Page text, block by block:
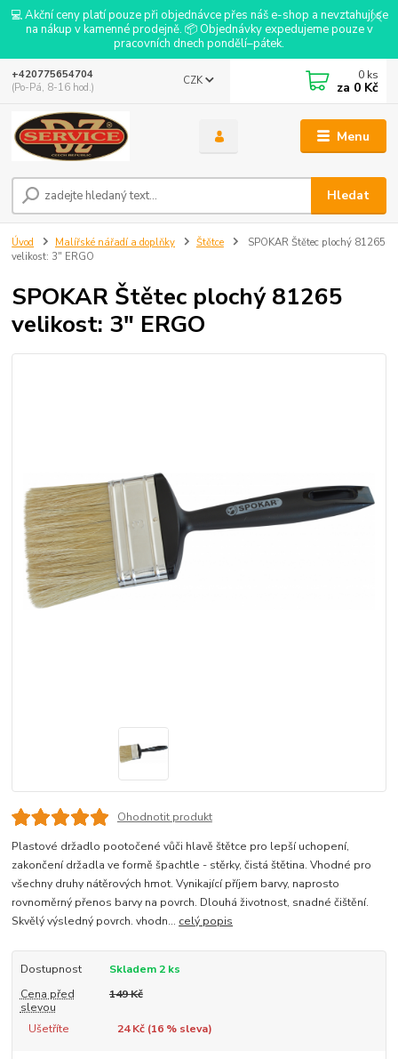
💻 Akční ceny platí pouze při objednávce přes náš e-shop a nevztahují se
na nákup v kamenné prodejně. 📦 Objednávky expedujeme pouze v
pracovních dnech pondělí–pátek.
Menu
CZK
Hledat
+420775654704
(Po-Pá, 8-16 hod.)
0 ks
za 0 Kč
Úvod Malířské nářadí a doplňky Štětce
SPOKAR Štětec plochý 81265
velikost: 3" ERGO
SPOKAR Štětec plochý 81265
velikost: 3" ERGO
Ohodnotit produkt
Plastové držadlo pootočené vůči hlavě štětce pro lepší uchopení,
zakončení držadla ve formě špachtle - stěrky, čistá štětina. Vhodné pro
všechny druhy nátěrových hmot. Vynikající příjem barvy, naprosto
rovnoměrný přenos barvy na povrch. Dlouhá životnost, snadné čištění.
Skvělý výsledný povrch. vhodn... celý popis
Dostupnost
Skladem 2 ks
Cena před
slevou
149 Kč
Ušetříte 24 Kč (16% sleva)